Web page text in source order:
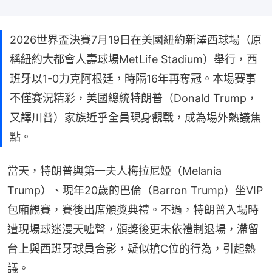
2026世界盃決賽7月19日在美國紐約新澤西球場（原
稱紐約大都會人壽球場MetLife Stadium）舉行，西
班牙以1-0力克阿根廷，時隔16年再奪冠。本場賽事
不僅賽況精彩，美國總統特朗普（Donald Trump，
又譯川普）家族近乎全員現身觀戰，成為場外熱議焦
點。
當天，特朗普與第一夫人梅拉尼婭（Melania
Trump）、現年20歲的巴倫（Barron Trump）坐VIP
包廂觀賽，賽後出席頒獎典禮。不過，特朗普入場時
遭現場球迷漫天噓聲，頒獎後更未依禮制退場，滯留
台上與西班牙球員合影，疑似搶C位的行為，引起熱
議。